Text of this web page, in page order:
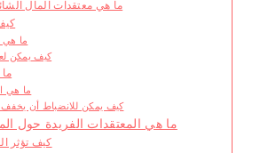
ما هي معتقدات المال
ما هي
كيف يمكن
ما هي
كيف يمكن للانضباط أن يخفف
ما هي المعتقدات الفريدة حول
كيف تؤثر